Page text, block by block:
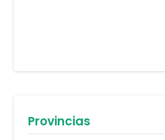
Provincias